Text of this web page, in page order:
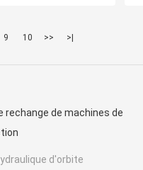
9 10 >> >|
rechange de machines de
d'orbite